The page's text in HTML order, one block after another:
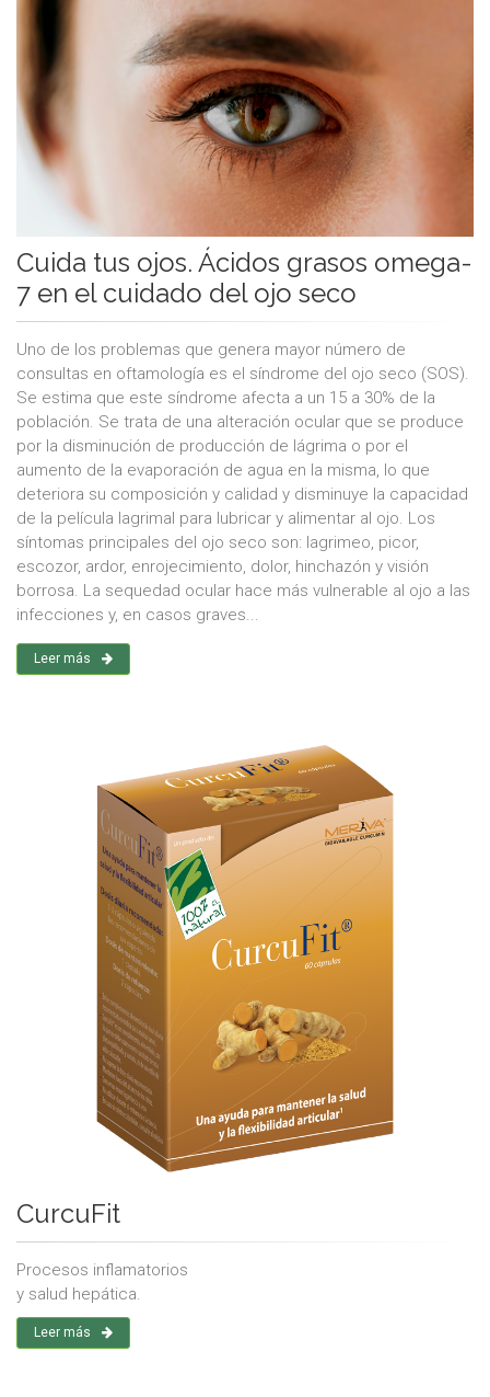
Cuida tus ojos. Ácidos grasos omega-
7 en el cuidado del ojo seco
Uno de los problemas que genera mayor número de
consultas en oftamología es el síndrome del ojo seco (SOS).
Se estima que este síndrome afecta a un 15 a 30% de la
población. Se trata de una alteración ocular que se produce
por la disminución de producción de lágrima o por el
aumento de la evaporación de agua en la misma, lo que
deteriora su composición y calidad y disminuye la capacidad
de la película lagrimal para lubricar y alimentar al ojo. Los
síntomas principales del ojo seco son: lagrimeo, picor,
escozor, ardor, enrojecimiento, dolor, hinchazón y visión
borrosa. La sequedad ocular hace más vulnerable al ojo a las
infecciones y, en casos graves...
Leer más
CurcuFit
Procesos inflamatorios
y salud hepática.
Leer más